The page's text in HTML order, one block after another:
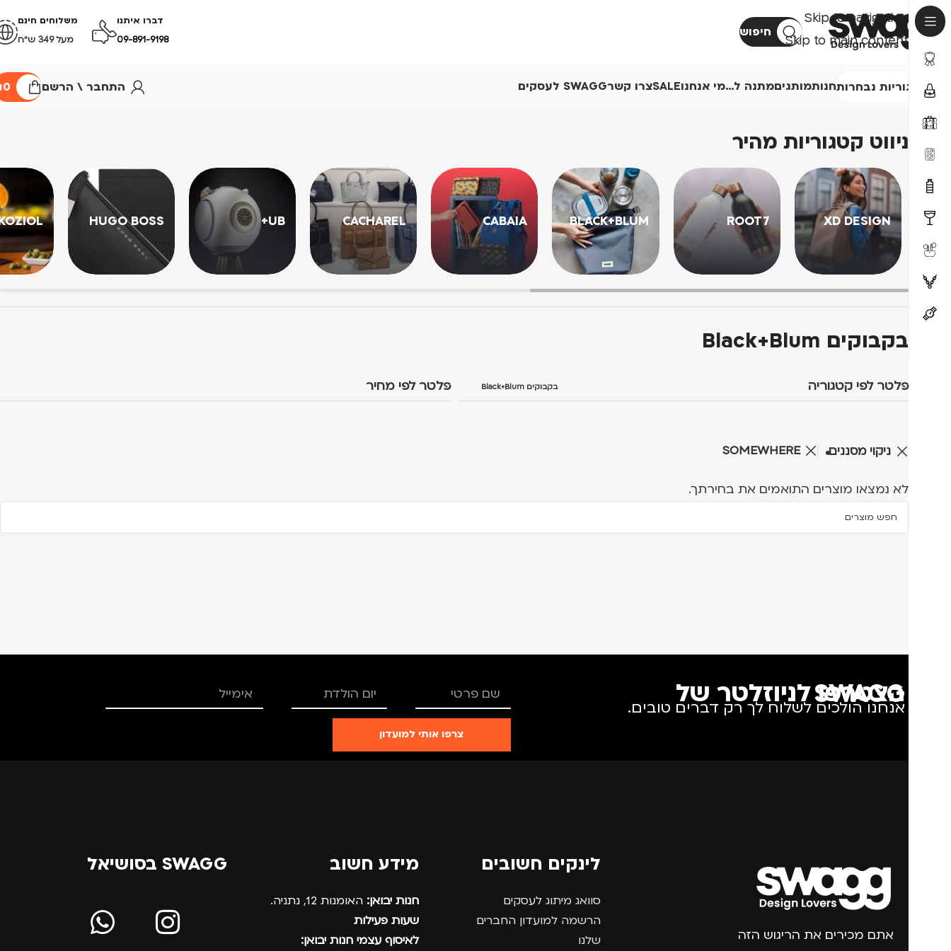
Skip to navigation
Skip to main content
חיפוש
דברו איתנו
09-891-9198
משלוחים חינם
מעל 349 ש״ח
קטגוריות נבחרותחנותמותגיםמתנה ל…מי אנחנוSALEצרו קשרSWAGG לעסקים התחבר \ הרשם 0
ניווט קטגוריות מהיר
XD DESIGN
ROOT7
BLACK+BLUM
CABAIA
CACHAREL
UB+
HUGO BOSS
בקבוקים Black+Blum
פלטר לפי קטגוריה בקבוקים Black+Blum פלטר לפי מחיר
ניקוי מסננים SOMEWHERE
לא נמצאו מוצרים התואמים את בחירתך.
הצטרפו לניוזלטר של SWAGG
אנחנו הולכים לשלוח לך רק דברים טובים.
צרפו אותי למועדון
אתם מכירים את הריגוש הזה
לינקים חשובים
סוואג מיתוג לעסקים
הרשמה למועדון החברים
שלנו
מידע חשוב
חנות יבואן: האומנות 12, נתניה.
שעות פעילות
לאיסוף עצמי חנות יבואן:
SWAGG בסושיאל